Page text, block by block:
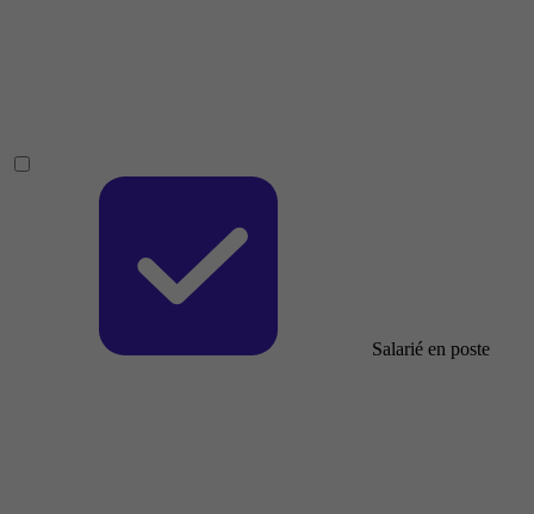
Salarié en poste